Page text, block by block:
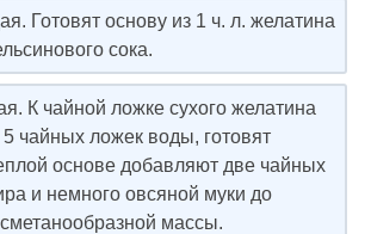
Готовят основу из 1 ч. л. желатина
сока.
К чайной ложке сухого желатина
чайных ложек воды, готовят
основе добавляют две чайных
и немного овсяной муки до
массы.